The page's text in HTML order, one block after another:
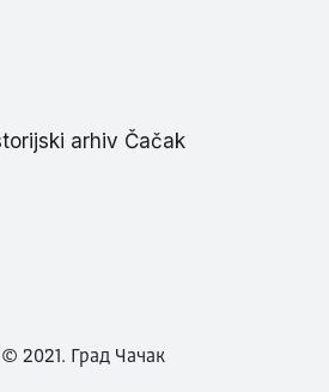
© 2021. Град Чачак